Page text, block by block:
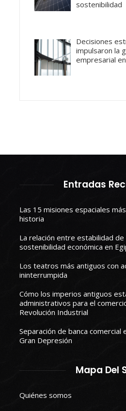
sostenibilidad
Decisiones
impulsaron la
empresarial
Entradas
Las 15 misiones espaciales
historia
La relación entre estabilidad de
sostenibilidad económica en
Los teatros más antiguos con
ininterrumpida
Cómo los imperios antiguos
administrativos para el
Revolución Industrial
Separación de banca comercial
Gran Depresión
Mapa Del
Quiénes somos